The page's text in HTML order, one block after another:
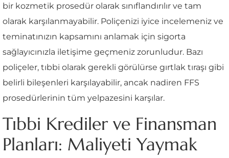
bir kozmetik prosedür olarak sınıflandırılır ve tam
olarak karşılanmayabilir. Poliçenizi iyice incelemeniz ve
teminatınızın kapsamını anlamak için sigorta
sağlayıcınızla iletişime geçmeniz zorunludur. Bazı
poliçeler, tıbbi olarak gerekli görülürse gırtlak tıraşı gibi
belirli bileşenleri karşılayabilir, ancak nadiren FFS
prosedürlerinin tüm yelpazesini karşılar.
Tıbbi Krediler ve Finansman
Planları: Maliyeti Yaymak